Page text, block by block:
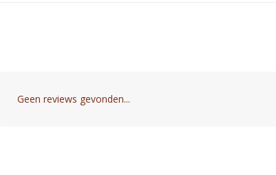
Geen reviews gevonden...